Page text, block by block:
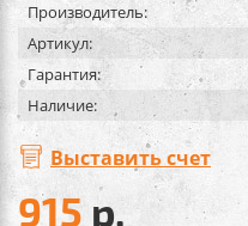
Производитель:
Артикул:
Гарантия:
Наличие:
Выставить счет
915 р.